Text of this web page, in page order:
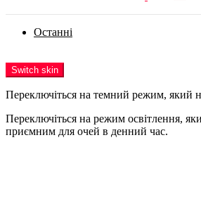
Останні
Switch skin
Переключіться на темний режим, який
Переключіться на режим освітлення,
приємним для очей в денний час.